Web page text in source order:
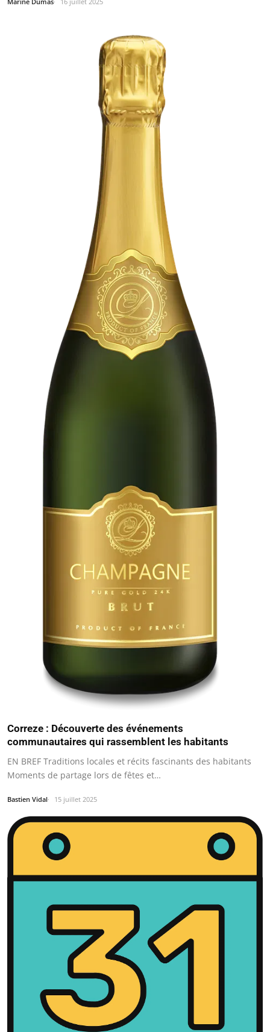
Correze : Découverte des événements
communautaires qui rassemblent les habitants
EN BREF Traditions locales et récits fascinants des habitants
Moments de partage lors de fêtes et…
Bastien Vidal 15 juillet 2025